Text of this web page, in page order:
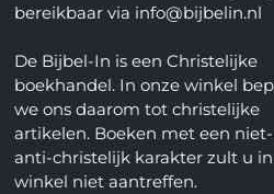
bereikbaar via info@bijbelin.nl
De Bijbel-In is een Christelijke
boekhandel. In onze winkel
we ons daarom tot christelijke
artikelen. Boeken met een
anti-christelijk karakter zult u
winkel niet aantreffen.